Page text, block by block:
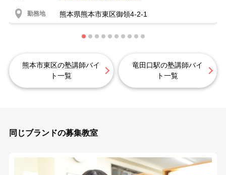
勤務地 熊本県熊本市東区御領4-2-1
熊本市東区の塾講師バイ
ト一覧
竜田口駅の塾講師バイ
ト一覧
同じブランドの募集教室